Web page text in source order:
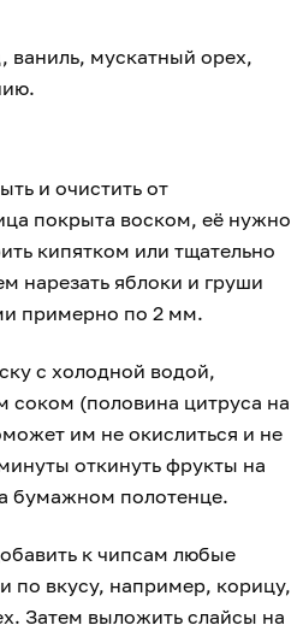
ваниль, мускатный орех,
и очистить от
покрыта воском, её нужно
кипятком или тщательно
нарезать яблоки и груши
примерно по 2 мм.
с холодной водой,
(половина цитруса на
им не окислиться и не
откинуть фрукты на
бумажном полотенце.
к чипсам любые
по вкусу, например, корицу,
Затем выложить слайсы на